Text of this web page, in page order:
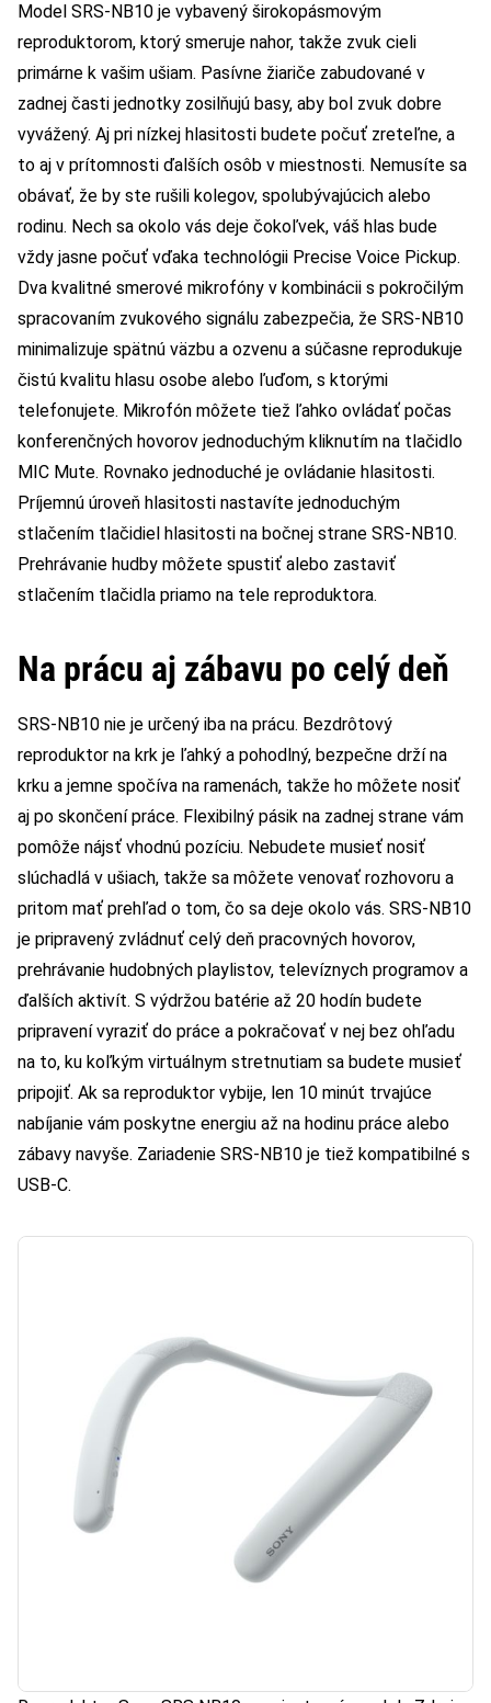
Model SRS-NB10 je vybavený širokopásmovým
reproduktorom, ktorý smeruje nahor, takže zvuk cieli
primárne k vašim ušiam. Pasívne žiariče zabudované v
zadnej časti jednotky zosilňujú basy, aby bol zvuk dobre
vyvážený. Aj pri nízkej hlasitosti budete počuť zreteľne, a
to aj v prítomnosti ďalších osôb v miestnosti. Nemusíte sa
obávať, že by ste rušili kolegov, spolubývajúcich alebo
rodinu. Nech sa okolo vás deje čokoľvek, váš hlas bude
vždy jasne počuť vďaka technológii Precise Voice Pickup.
Dva kvalitné smerové mikrofóny v kombinácii s pokročilým
spracovaním zvukového signálu zabezpečia, že SRS-NB10
minimalizuje spätnú väzbu a ozvenu a súčasne reprodukuje
čistú kvalitu hlasu osobe alebo ľuďom, s ktorými
telefonujete. Mikrofón môžete tiež ľahko ovládať počas
konferenčných hovorov jednoduchým kliknutím na tlačidlo
MIC Mute. Rovnako jednoduché je ovládanie hlasitosti.
Príjemnú úroveň hlasitosti nastavíte jednoduchým
stlačením tlačidiel hlasitosti na bočnej strane SRS-NB10.
Prehrávanie hudby môžete spustiť alebo zastaviť
stlačením tlačidla priamo na tele reproduktora.
Na prácu aj zábavu po celý deň
SRS-NB10 nie je určený iba na prácu. Bezdrôtový
reproduktor na krk je ľahký a pohodlný, bezpečne drží na
krku a jemne spočíva na ramenách, takže ho môžete nosiť
aj po skončení práce. Flexibilný pásik na zadnej strane vám
pomôže nájsť vhodnú pozíciu. Nebudete musieť nosiť
slúchadlá v ušiach, takže sa môžete venovať rozhovoru a
pritom mať prehľad o tom, čo sa deje okolo vás. SRS-NB10
je pripravený zvládnuť celý deň pracovných hovorov,
prehrávanie hudobných playlistov, televíznych programov a
ďalších aktivít. S výdržou batérie až 20 hodín budete
pripravení vyraziť do práce a pokračovať v nej bez ohľadu
na to, ku koľkým virtuálnym stretnutiam sa budete musieť
pripojiť. Ak sa reproduktor vybije, len 10 minút trvajúce
nabíjanie vám poskytne energiu až na hodinu práce alebo
zábavy navyše. Zariadenie SRS-NB10 je tiež kompatibilné s
USB-C.